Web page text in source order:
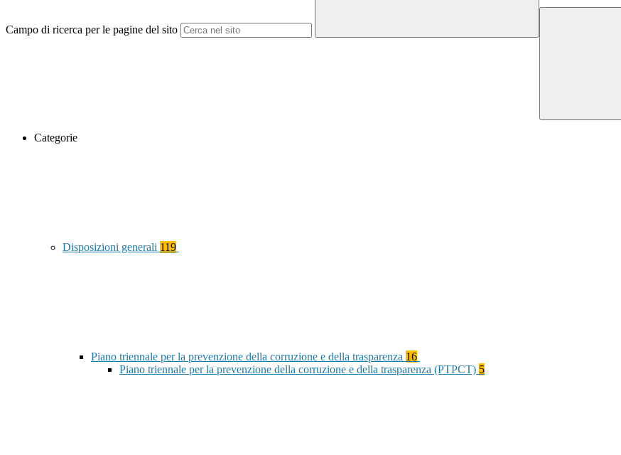
Campo di ricerca per le pagine del sito
Categorie
Disposizioni generali 119
Piano triennale per la prevenzione della corruzione e della trasparenza 16
Piano triennale per la prevenzione della corruzione e della trasparenza (PTPCT) 5